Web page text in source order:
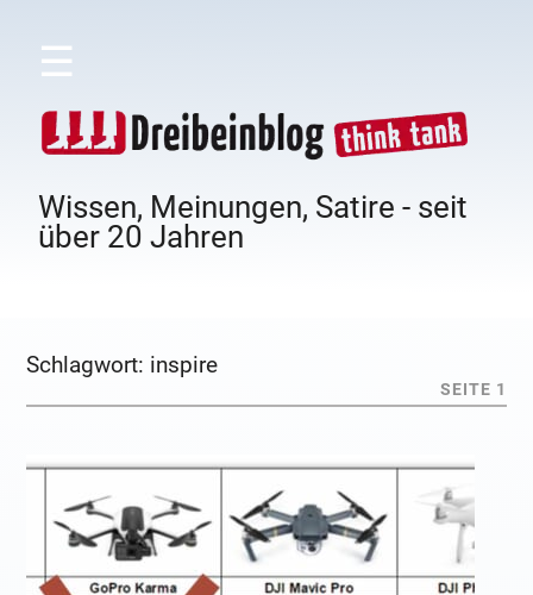
☰
Wissen, Meinungen, Satire - seit
über 20 Jahren
Schlagwort: inspire
SEITE 1